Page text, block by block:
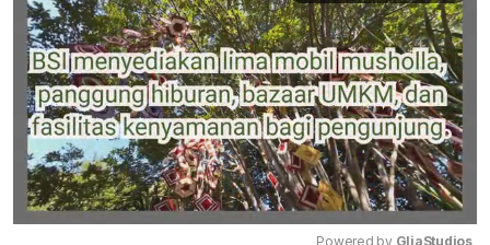
Powered by GliaStudios